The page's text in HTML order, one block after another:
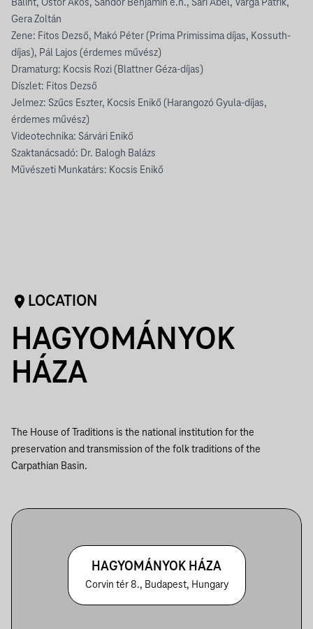
Bálint, Östör Ákos, Sándor Benjamin e.h., Sári Ábel, Varga Patrik,
Gera Zoltán
Zene: Fitos Dezső, Makó Péter (Prima Primissima díjas, Kossuth-
díjas), Pál Lajos (érdemes művész)
Dramaturg: Kocsis Rozi (Blattner Géza-díjas)
Díszlet: Fitos Dezső
Jelmez: Szűcs Eszter, Kocsis Enikő (Harangozó Gyula-díjas,
érdemes művész)
Videotechnika: Sárvári Enikő
Szaktanácsadó: Dr. Balogh Balázs
Művészeti Munkatárs: Kocsis Enikő
LOCATION
HAGYOMÁNYOK
HÁZA
The House of Traditions is the national institution for the
preservation and transmission of the folk traditions of the
Carpathian Basin.
HAGYOMÁNYOK HÁZA
Corvin tér 8., Budapest, Hungary